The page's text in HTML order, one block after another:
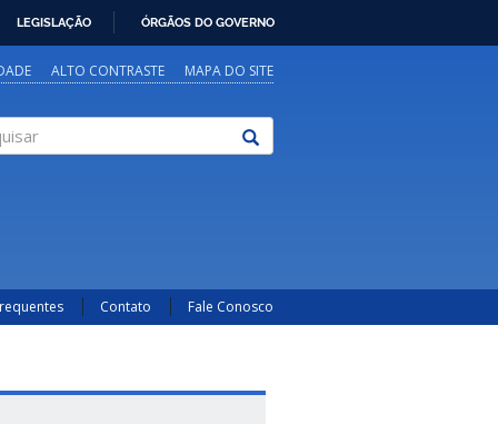
LEGISLAÇÃO ÓRGÃOS DO GOVERNO
ALTO CONTRASTE MAPA DO SITE
Contato Fale Conosco